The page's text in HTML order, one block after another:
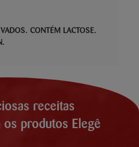
CONTÉM LACTOSE.
receitas
produtos Elegê